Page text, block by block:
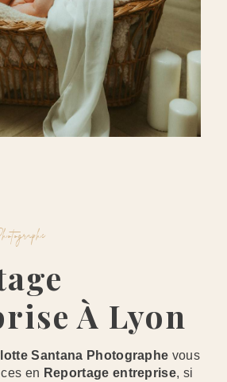
À Lyon
Santana Photographe vous
en Reportage entreprise, si